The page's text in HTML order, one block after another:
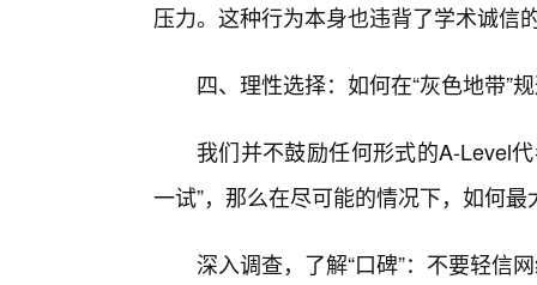
压力。这种行为本身也违背了学术诚信
四、理性选择：如何在“灰色地带”
我们并不鼓励任何形式的A-Level
一试”，那么在尽可能的情况下，如何
深入调查，了解“口碑”：不要轻信